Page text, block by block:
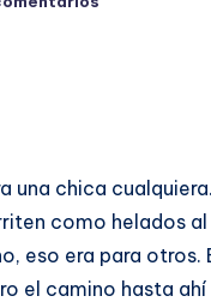
una chica
como helados
eso era para otros.
el camino hasta